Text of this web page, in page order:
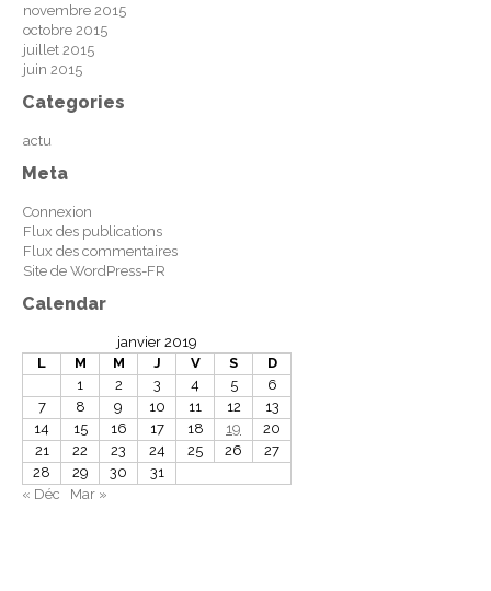
novembre 2015
octobre 2015
juillet 2015
juin 2015
Categories
actu
Meta
Connexion
Flux des publications
Flux des commentaires
Site de WordPress-FR
Calendar
janvier 2019
L
M M J V S
D
1
2 3 4 5
6
7
8 9 10 11 12
13
14
15 16 17 18 19
20
21
22 23 24 25 26
27
28
29 30
31
« Déc
Mar »